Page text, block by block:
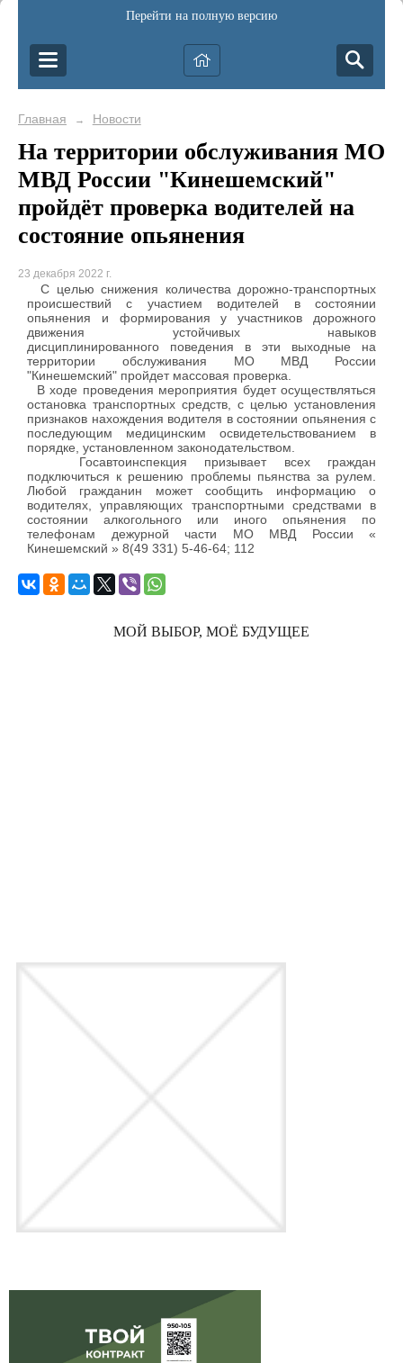
Перейти на полную версию
Главная → Новости
На территории обслуживания МО
МВД России "Кинешемский"
пройдёт проверка водителей на
состояние опьянения
23 декабря 2022 г.
С целью снижения количества дорожно-транспортных
происшествий с участием водителей в состоянии
опьянения и формирования у участников дорожного
движения устойчивых навыков
дисциплинированного поведения в эти выходные на
территории обслуживания МО МВД России
"Кинешемский" пройдет массовая проверка.
В ходе проведения мероприятия будет осуществляться
остановка транспортных средств, с целью установления
признаков нахождения водителя в состоянии опьянения с
последующим медицинским освидетельствованием в
порядке, установленном законодательством.
Госавтоинспекция призывает всех граждан
подключиться к решению проблемы пьянства за рулем.
Любой гражданин может сообщить информацию о
водителях, управляющих транспортными средствами в
состоянии алкогольного или иного опьянения по
телефонам дежурной части МО МВД России «
Кинешемский » 8(49 331) 5-46-64; 112
МОЙ ВЫБОР, МОЁ БУДУЩЕЕ